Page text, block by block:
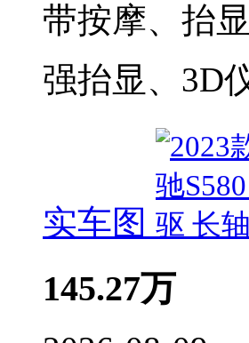
带按摩、抬
强抬显、3D
实车图
145.27万